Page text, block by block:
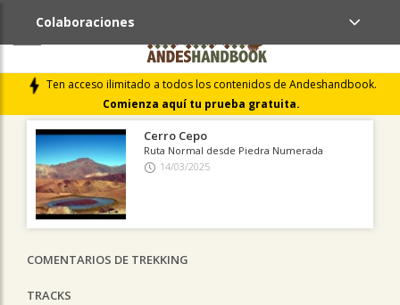
Ten acceso ilimitado a todos los contenidos de Andeshandbook.
Comienza aquí tu prueba gratuita.
Colaboraciones
ÚLTIMAS COLABORACIONES PUBLICADAS
LIBROS DE CUMBRES
Cerro Cepo
Ruta Normal desde Piedra Numerada
14/03/2025
COMENTARIOS DE TREKKING
TRACKS